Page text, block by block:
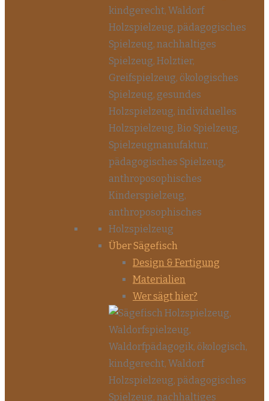
Über Sägefisch
Design & Fertigung
Materialien
Wer sägt hier?